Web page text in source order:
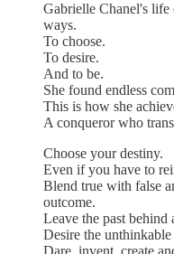
Gabrielle Chanel's life
ways.
To choose.
To desire.
And to be.
She found endless
This is how she
A conqueror who
Choose your destiny.
Even if you have to
Blend true with false
outcome.
Leave the past
Desire the unthinkable